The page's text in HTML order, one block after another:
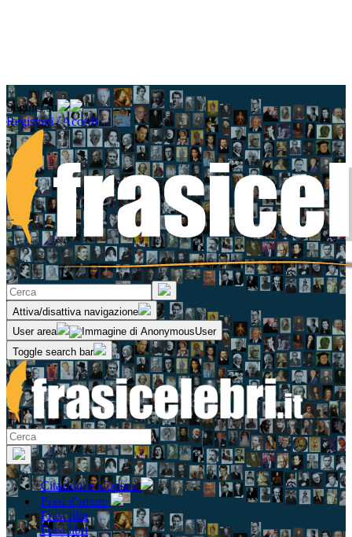
Seguici su
Registrati / Accedi
Attiva/disattiva navigazione
User area
Toggle search bar
Citazioni e aforismi
Frasi d'amore
Frasi film
Frasi libri